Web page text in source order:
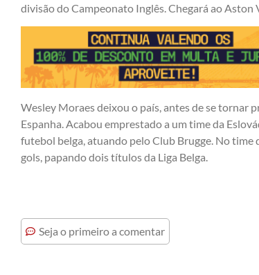
divisão do Campeonato Inglês. Chegará ao Aston
Wesley Moraes deixou o país, antes de se tornar
Espanha. Acabou emprestado a um time da
futebol belga, atuando pelo Club Brugge. No time
gols, papando dois títulos da Liga Belga.
Seja o primeiro a comentar